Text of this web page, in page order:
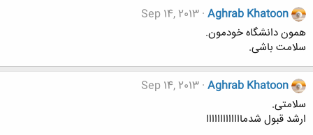
Aghrab Khatoon
Sep 14, 2013
همون دانشگاه خودمون.
سلامت باشی.
Aghrab Khatoon
Sep 14, 2013
سلامتی.
ارشد قبول شدمااااااااااااا